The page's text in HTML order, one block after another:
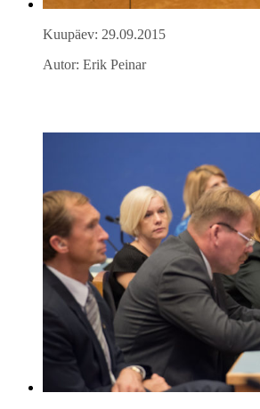
Kuupäev: 29.09.2015
Autor: Erik Peinar